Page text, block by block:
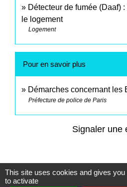
Détecteur de fumée (Daaf)
le logement
Logement
Pour en savoir plus
Démarches concernant les
Préfecture de police de Paris
Signaler une
This site uses cookies and gives
to activate